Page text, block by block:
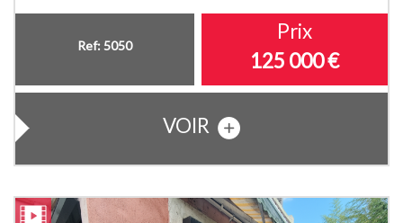
Ref: 5050
Prix
125 000€
VOIR